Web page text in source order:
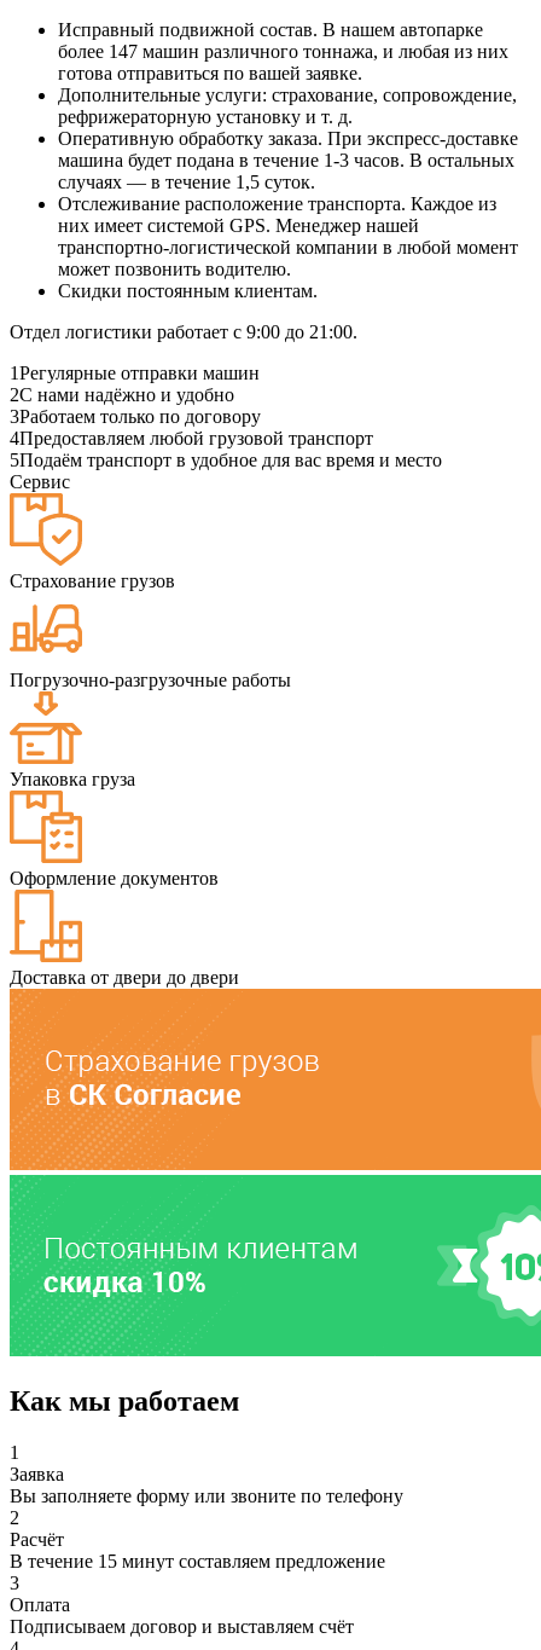
Исправный подвижной состав. В нашем автопарке
более 147 машин различного тоннажа, и любая из них
готова отправиться по вашей заявке.
Дополнительные услуги: страхование, сопровождение,
рефрижераторную установку и т. д.
Оперативную обработку заказа. При экспресс-доставке
машина будет подана в течение 1-3 часов. В остальных
случаях — в течение 1,5 суток.
Отслеживание расположение транспорта. Каждое из
них имеет системой GPS. Менеджер нашей
транспортно-логистической компании в любой момент
может позвонить водителю.
Скидки постоянным клиентам.
Отдел логистики работает с 9:00 до 21:00.
1Регулярные отправки машин
2С нами надёжно и удобно
3Работаем только по договору
4Предоставляем любой грузовой транспорт
5Подаём транспорт в удобное для вас время и место
Сервис
Страхование грузов
Погрузочно-разгрузочные работы
Упаковка груза
Оформление документов
Доставка от двери до двери
Как мы работаем
1
Заявка
Вы заполняете форму или звоните по телефону
2
Расчёт
В течение 15 минут составляем предложение
3
Оплата
Подписываем договор и выставляем счёт